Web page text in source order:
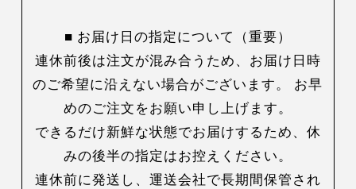
■ お届け日の指定について（重要）
連休前後は注文が混み合うため、お届け日時
のご希望に沿えない場合がございます。 お早
めのご注文をお願い申し上げます。
できるだけ新鮮な状態でお届けするため、休
みの後半の指定はお控えください。
連休前に発送し、運送会社で長期間保管され